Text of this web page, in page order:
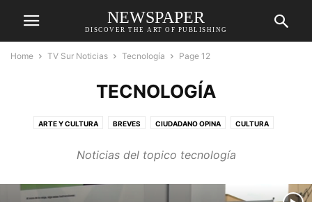
NEWSPAPER
DISCOVER THE ART OF PUBLISHING
Home TV Sur Noticias Tecnología Page 12
TECNOLOGÍA
ARTE Y CULTURA BREVES CIUDADANO OPINA CULTURA
ENTRETENIMIENTO GENERAL MEDIO AMBIENTE
Noticias del topico tecnología